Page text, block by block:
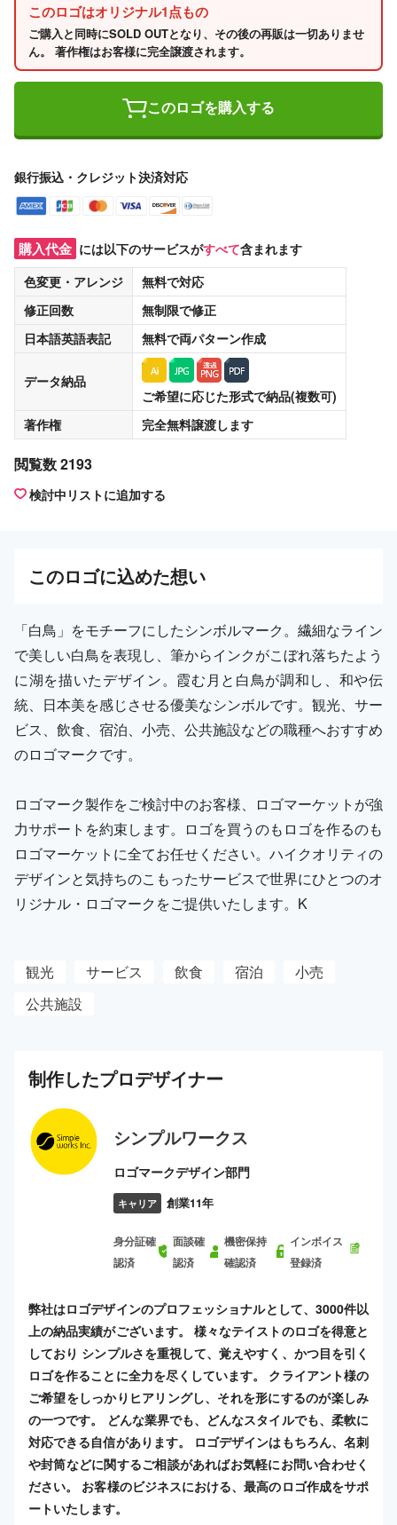
このロゴはオリジナル1点もの
ご購入と同時にSOLD OUTとなり、その後の再販は一切ありませ
ん。 著作権はお客様に完全譲渡されます。
このロゴを購入する
銀行振込・クレジット決済対応
購入代金 には以下のサービスがすべて含まれます
色変更・アレンジ
無料で対応
修正回数
無制限で修正
日本語英語表記
無料で両パターン作成
データ納品
ご希望に応じた形式で納品(複数可)
著作権
完全無料譲渡します
閲覧数 2193
検討中リストに追加する
このロゴに込めた想い
「白鳥」をモチーフにしたシンボルマーク。繊細なライン
で美しい白鳥を表現し、筆からインクがこぼれ落ちたよう
に湖を描いたデザイン。霞む月と白鳥が調和し、和や伝
統、日本美を感じさせる優美なシンボルです。観光、サー
ビス、飲食、宿泊、小売、公共施設などの職種へおすすめ
のロゴマークです。
ロゴマーク製作をご検討中のお客様、ロゴマーケットが強
力サポートを約束します。ロゴを買うのもロゴを作るのも
ロゴマーケットに全てお任せください。ハイクオリティの
デザインと気持ちのこもったサービスで世界にひとつのオ
リジナル・ロゴマークをご提供いたします。K
観光 サービス 飲食 宿泊
小売
公共施設
制作したプロデザイナー
シンプルワークス
ロゴマークデザイン部門
キャリア 創業11年
身分証確
認済
面談確
認済
機密保持
確認済
インボイス
登録済
弊社はロゴデザインのプロフェッショナルとして、3000件以
上の納品実績がございます。 様々なテイストのロゴを得意と
しており シンプルさを重視して、覚えやすく、かつ目を引く
ロゴを作ることに全力を尽くしています。 クライアント様の
ご希望をしっかりヒアリングし、それを形にするのが楽しみ
の一つです。 どんな業界でも、どんなスタイルでも、柔軟に
対応できる自信があります。 ロゴデザインはもちろん、名刺
や封筒などに関するご相談があればお気軽にお問い合わせく
ださい。 お客様のビジネスにおける、最高のロゴ作成をサポ
ートいたします。